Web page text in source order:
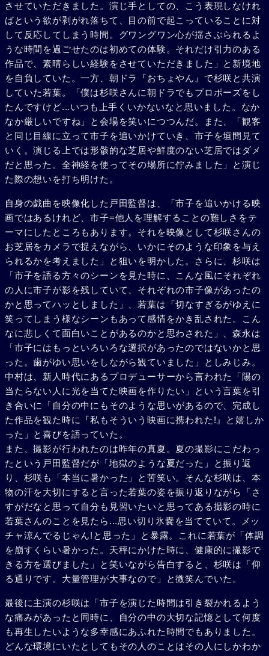
させていただきました。演じ手としての、こう表現しなけれ
ばという欲が剥がれ落ちて、目の前で起こっていることに対
して反応してしまう時間。グワングワン心が揺さぶられるよ
うな時間を過ごせたのは初めての体験。それだけ引力のある
作品で、素晴らしい経験をさせていただきました」と新境地
を自負していた。一方、朝ドラ『おちょやん』で杉咲と共演
していた若葉。「僕は杉咲さんに朝ドラでもプロポーズをし
たんですけど...いつも上手くいかないなと思いました。なか
なか厳しいですね」と会場を笑いにつつんだ。また、「観客
と同じ目線に立って市子を追いかけていき、市子を垣間見て
いく。演じる上では形骸的な芝居や鮮度のない芝居ではダメ
だと思った。全神経を使ってその場所に佇みました」と演じ
た際の想いを打ち明けた。
自身の戯曲を映像化した戸田監督は、「市子を追いかける映
画ではあるけれど、市子=他人を理解することの難しさをテ
ーマにしたところもあります。それを映像として杉咲さんの
お芝居をカメラで捉えながら、いかにそのような印象を与え
られるかを考えました」と狙いを明かした。さらに、杉咲は
「市子を語る方々のシーンを見た時に、こんな風にそれぞれ
の人に市子が影を残していて、それぞれの市子像があったの
かと思ってハッとしました」、若葉は「切なすぎるがゆえに
笑ってしまう様なシーンもあって感情をかき乱された。こん
なに悲しくて面白いことがあるのかと思わされた」、森永は
「市子にはもっといろいろな選択があったのではないかと思
った。歯がゆい思いをしながら観ていました」としみじみ。
中村は、新人時代にあるプロデューサーから言われた「陽の
当たらない人に光を当てた映画を作りたい」という言葉を引
き合いに「自分の中にもそのような思いがあるので、完成し
た作品を観た時に『私もそういう映画に携われた!』と嬉しか
った」と喜びを語っていた。
また、撮影が行われたのは昨年の真夏。夏の撮影にこだわっ
たという戸田監督だが「地獄のような夏だった」と振り返
り、杉咲も「本当に暑かった」と苦笑い。そんな杉咲は、本
物の汗を大切にすると言った若葉の姿を振り返りながら「さ
すがだなと思って自分も見習いたいと思ってある撮影の時に
若葉さんのことを見たら...思い切り氷嚢を当てていて。メッ
チャ涼んでるじゃん!と思った」と暴露。これに若葉が「体調
を崩すくらい暑かった。天秤にかけた時に、健康的に撮影で
きる方を選びました」と笑いながら告白すると、杉咲は「仰
る通りです。大量管理が大事なので」と微笑んでいた。
最後に主演の杉咲は「市子を演じた時間は引き裂かれるよう
な痛みがあったと同時に、自分の中の大切な記憶として何度
も再生したいような多幸感にあふれた時間でもありました。
どんな環境にいたとしてもその人のことはその人にしかわか